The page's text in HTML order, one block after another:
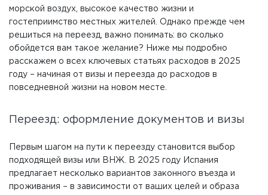
морской воздух, высокое качество жизни и
гостеприимство местных жителей. Однако прежде чем
решиться на переезд, важно понимать: во сколько
обойдется вам такое желание? Ниже мы подробно
расскажем о всех ключевых статьях расходов в 2025
году – начиная от визы и переезда до расходов в
повседневной жизни на новом месте.
Переезд: оформление документов и визы
Первым шагом на пути к переезду становится выбор
подходящей визы или ВНЖ. В 2025 году Испания
предлагает несколько вариантов законного въезда и
проживания – в зависимости от ваших целей и образа